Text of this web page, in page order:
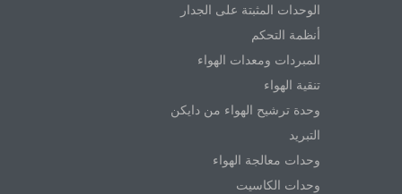
الوحدات المثبتة على الجدار
أنظمة التحكم
المبردات ومعدات الهواء
تنقية الهواء
وحدة ترشيح الهواء من دايكن
التبريد
وحدات معالجة الهواء
وحدات الكاسيت